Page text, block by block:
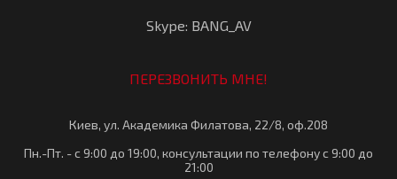
Skype: BANG_AV
ПЕРЕЗВОНИТЬ МНЕ!
Киев, ул. Академика Филатова, 22/8, оф.208
Пн.-Пт. - с 9:00 до 19:00, консультации по телефону с 9:00 до
21:00